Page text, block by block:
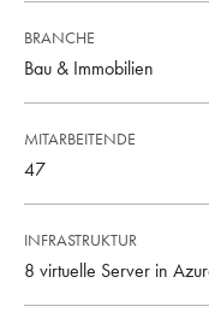
BRANCHE
Bau & Immobilien
MITARBEITENDE
47
INFRASTRUKTUR
8 virtuelle Server in